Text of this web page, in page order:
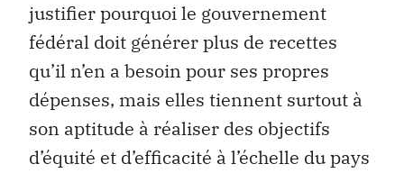
justifier pourquoi le gouvernement
fédéral doit générer plus de recettes
qu’il n’en a besoin pour ses propres
dépenses, mais elles tiennent surtout à
son aptitude à réaliser des objectifs
d’équité et d’efficacité à l’échelle du pays